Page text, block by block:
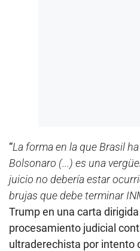
“La forma en la que Brasil
Bolsonaro (...) es una
juicio no debería estar
brujas que debe terminar
Trump en una carta
procesamiento judicial
ultraderechista por intento